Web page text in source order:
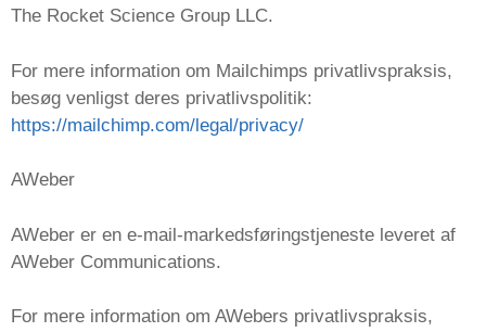
The Rocket Science Group LLC.
For mere information om Mailchimps privatlivspraksis,
besøg venligst deres privatlivspolitik:
https://mailchimp.com/legal/privacy/
AWeber
AWeber er en e-mail-markedsføringstjeneste leveret af
AWeber Communications.
For mere information om AWebers privatlivspraksis,